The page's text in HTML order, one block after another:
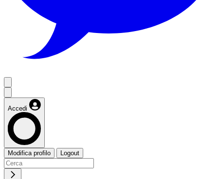
Accedi
Modifica profilo Logout